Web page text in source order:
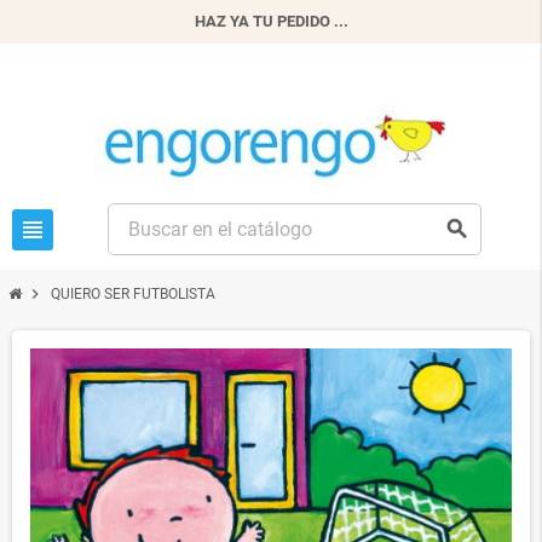
HAZ YA TU PEDIDO ...
view_headline search
chevron_right QUIERO SER FUTBOLISTA